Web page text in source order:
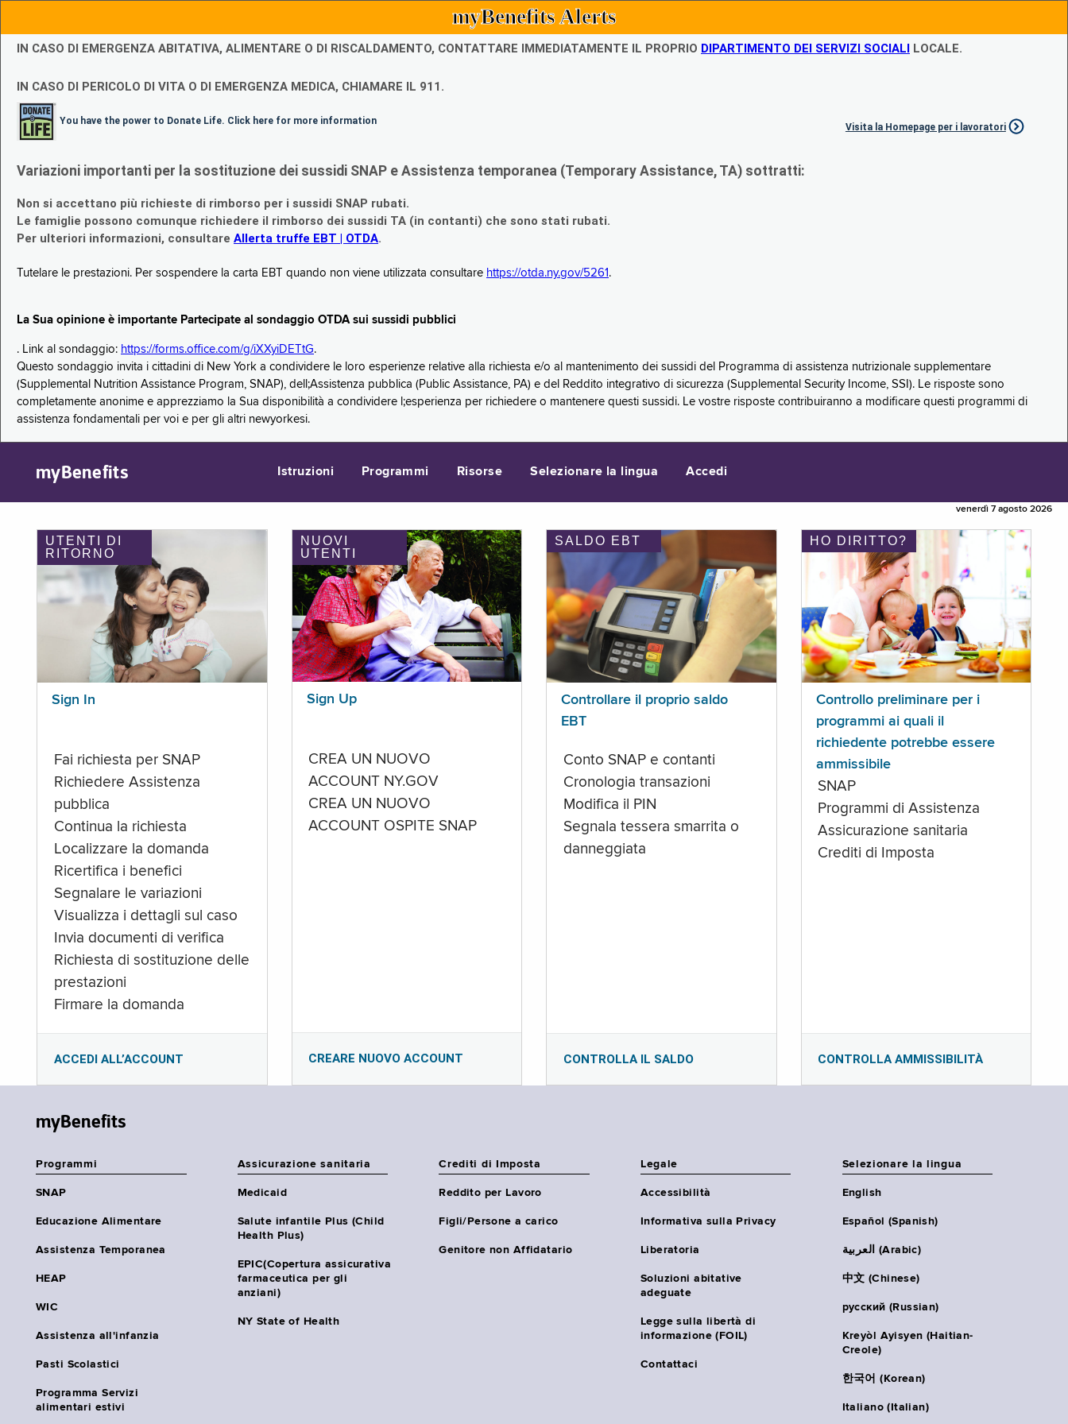
myBenefits Alerts
IN CASO DI EMERGENZA ABITATIVA, ALIMENTARE O DI RISCALDAMENTO, CONTATTARE IMMEDIATAMENTE IL PROPRIO DIPARTIMENTO DEI SERVIZI SOCIALI LOCALE.
IN CASO DI PERICOLO DI VITA O DI EMERGENZA MEDICA, CHIAMARE IL 911.
You have the power to Donate Life. Click here for more information
Visita la Homepage per i lavoratori
Variazioni importanti per la sostituzione dei sussidi SNAP e Assistenza temporanea (Temporary Assistance, TA) sottratti:
Non si accettano più richieste di rimborso per i sussidi SNAP rubati.
Le famiglie possono comunque richiedere il rimborso dei sussidi TA (in contanti) che sono stati rubati.
Per ulteriori informazioni, consultare Allerta truffe EBT | OTDA.
Tutelare le prestazioni. Per sospendere la carta EBT quando non viene utilizzata consultare https://otda.ny.gov/5261 .
La Sua opinione è importante Partecipate al sondaggio OTDA sui sussidi pubblici
. Link al sondaggio: https://forms.office.com/g/iXXyiDETtG.
Questo sondaggio invita i cittadini di New York a condividere le loro esperienze relative alla richiesta e/o al mantenimento dei sussidi del Programma di assistenza nutrizionale supplementare
(Supplemental Nutrition Assistance Program, SNAP), dell;Assistenza pubblica (Public Assistance, PA) e del Reddito integrativo di sicurezza (Supplemental Security Income, SSI). Le risposte sono
completamente anonime e apprezziamo la Sua disponibilità a condividere l;esperienza per richiedere o mantenere questi sussidi. Le vostre risposte contribuiranno a modificare questi programmi di
assistenza fondamentali per voi e per gli altri newyorkesi.
myBenefits Istruzioni Programmi Risorse Selezionare la lingua Accedi
venerdì 7 agosto 2026
UTENTI DI
RITORNO
Sign In
Fai richiesta per SNAP
Richiedere Assistenza
pubblica
Continua la richiesta
Localizzare la domanda
Ricertifica i benefici
Segnalare le variazioni
Visualizza i dettagli sul caso
Invia documenti di verifica
Richiesta di sostituzione delle
prestazioni
Firmare la domanda
ACCEDI ALL’ACCOUNT
NUOVI
UTENTI
Sign Up
CREA UN NUOVO
ACCOUNT NY.GOV
CREA UN NUOVO
ACCOUNT OSPITE SNAP
CREARE NUOVO ACCOUNT
SALDO EBT
Controllare il proprio saldo
EBT
Conto SNAP e contanti
Cronologia transazioni
Modifica il PIN
Segnala tessera smarrita o
danneggiata
CONTROLLA IL SALDO
HO DIRITTO?
Controllo preliminare per i
programmi ai quali il
richiedente potrebbe essere
ammissibile
SNAP
Programmi di Assistenza
Assicurazione sanitaria
Crediti di Imposta
CONTROLLA AMMISSIBILITÀ
myBenefits
Programmi
SNAP
Educazione Alimentare
Assistenza Temporanea
HEAP
WIC
Assistenza all'infanzia
Pasti Scolastici
Programma Servizi
alimentari estivi
Assicurazione sanitaria
Medicaid
Salute infantile Plus (Child
Health Plus)
EPIC(Copertura assicurativa
farmaceutica per gli
anziani)
NY State of Health
Crediti di Imposta
Reddito per Lavoro
Figli/Persone a carico
Genitore non Affidatario
Legale
Accessibilità
Informativa sulla Privacy
Liberatoria
Soluzioni abitative
adeguate
Legge sulla libertà di
informazione (FOIL)
Contattaci
Selezionare la lingua
English
Español (Spanish)
العربية (Arabic)
中文 (Chinese)
русский (Russian)
Kreyòl Ayisyen (Haitian-
Creole)
한국어 (Korean)
Italiano (Italian)